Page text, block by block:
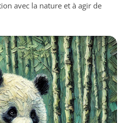
avec la nature et à agir de